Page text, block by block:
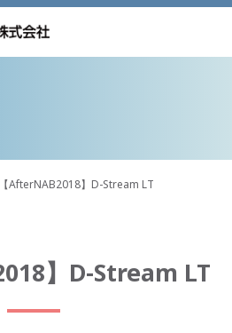
【AfterNAB2018】D-Stream LT
】D-Stream LT